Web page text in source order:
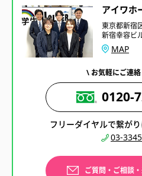
アイワホ
東京都新宿
新宿幸容ビ
MAP
\ お気軽にご連
0120-
フリーダイヤルで繋が
03-
ご質問・ご相談